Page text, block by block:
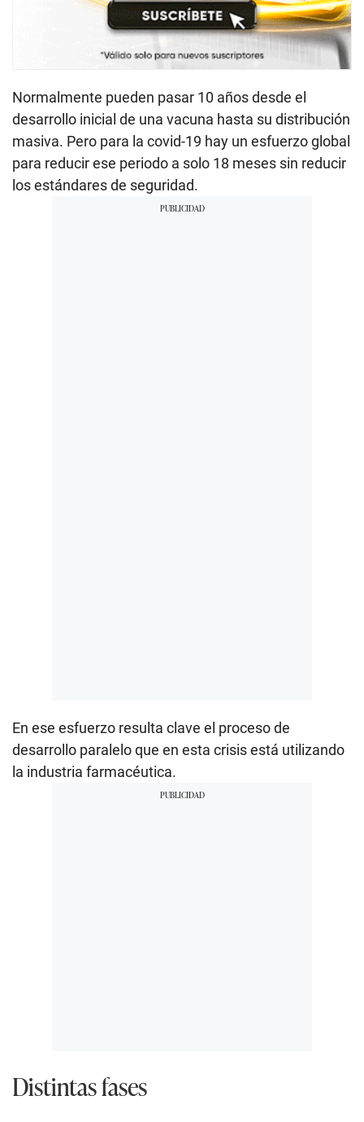
Normalmente pueden pasar 10 años desde el
desarrollo inicial de una vacuna hasta su distribución
masiva. Pero para la covid-19 hay un esfuerzo global
para reducir ese periodo a solo 18 meses sin reducir
los estándares de seguridad.
En ese esfuerzo resulta clave el proceso de
desarrollo paralelo que en esta crisis está utilizando
la industria farmacéutica.
Distintas fases